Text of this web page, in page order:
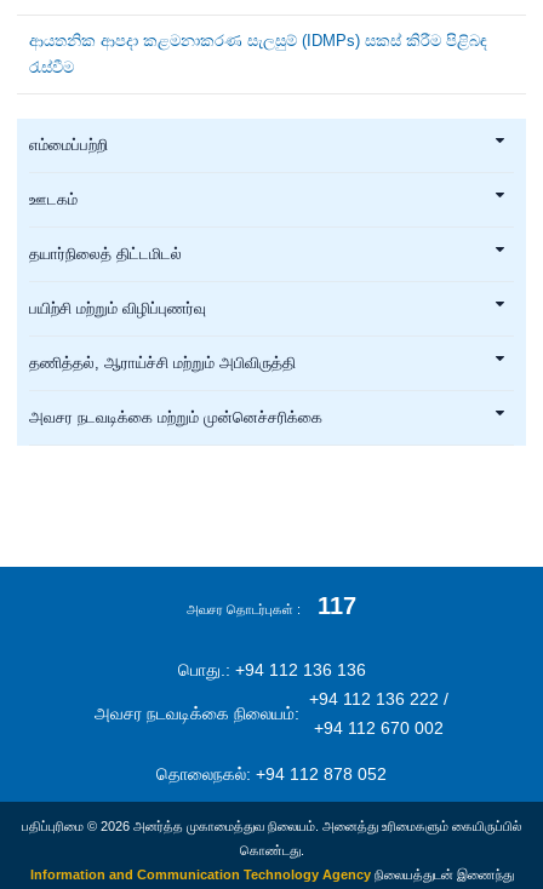
ආයතනික ආපදා කළමනාකරණ සැලසුම් (IDMPs) සකස් කිරීම පිළිබඳ
රැස්වීම
எம்மைப்பற்றி
ஊடகம்
தயார்நிலைத் திட்டமிடல்
பயிற்சி மற்றும் விழிப்புணர்வு
தணித்தல், ஆராய்ச்சி மற்றும் அபிவிருத்தி
அவசர நடவடிக்கை மற்றும் முன்னெச்சரிக்கை
அவசர தொடர்புகள் 117
பொது.: +94 112 136 136
அவசர நடவடிக்கை நிலையம்:
+94 112 136 222 /
+94 112 670 002
தொலைநகல்: +94 112 878 052
பதிப்புரிமை © 2026 அனர்த்த முகாமைத்துவ நிலையம். அனைத்து உரிமைகளும் கையிருப்பில்
கொண்டது.
Information and Communication Technology Agencyநிலையத்துடன் இணைந்து